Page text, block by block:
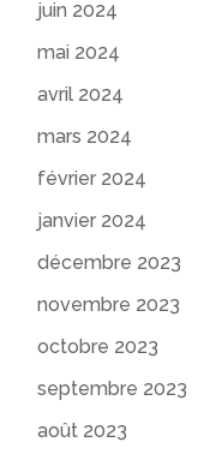
juin 2024
mai 2024
avril 2024
mars 2024
février 2024
janvier 2024
décembre 2023
novembre 2023
octobre 2023
septembre 2023
août 2023